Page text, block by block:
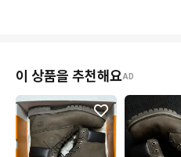
이 상품을 추천해요AD